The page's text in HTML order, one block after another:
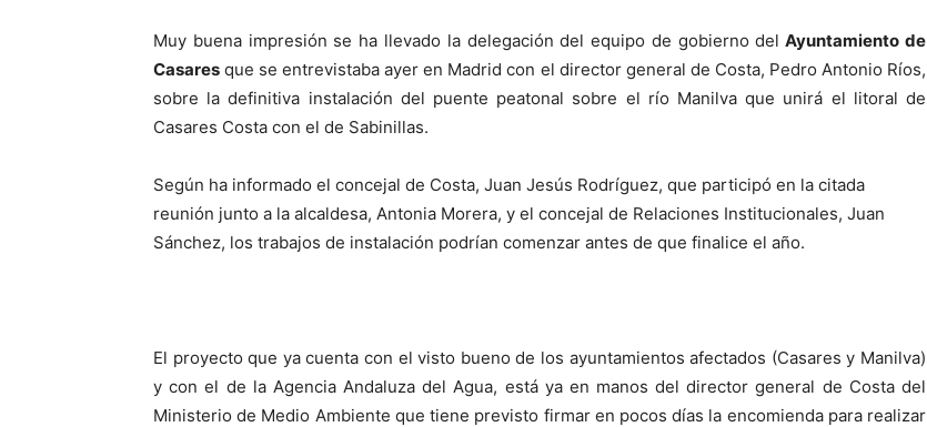
Muy buena impresión se ha llevado la delegación del equipo de gobierno del Ayuntamiento de
Casares que se entrevistaba ayer en Madrid con el director general de Costa, Pedro Antonio Ríos,
sobre la definitiva instalación del puente peatonal sobre el río Manilva que unirá el litoral de
Casares Costa con el de Sabinillas.
Según ha informado el concejal de Costa, Juan Jesús Rodríguez, que participó en la citada
reunión junto a la alcaldesa, Antonia Morera, y el concejal de Relaciones Institucionales, Juan
Sánchez, los trabajos de instalación podrían comenzar antes de que finalice el año.
El proyecto que ya cuenta con el visto bueno de los ayuntamientos afectados (Casares y Manilva)
y con el de la Agencia Andaluza del Agua, está ya en manos del director general de Costa del
Ministerio de Medio Ambiente que tiene previsto firmar en pocos días la encomienda para realizar